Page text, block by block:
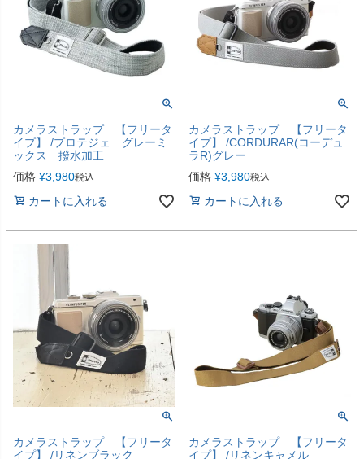
カメラストラップ 【フリータ
イプ】 /プロテジェ グレーミ
ックス 撥水加工
価格 ¥3,980税込
カートに入れる
カメラストラップ 【フリータ
イプ】 /CORDURAR(コーデュ
ラR)グレー
価格 ¥3,980税込
カートに入れる
カメラストラップ 【フリータ
イプ】 /リネンブラック
カメラストラップ 【フリータ
イプ】 /リネンキャメル